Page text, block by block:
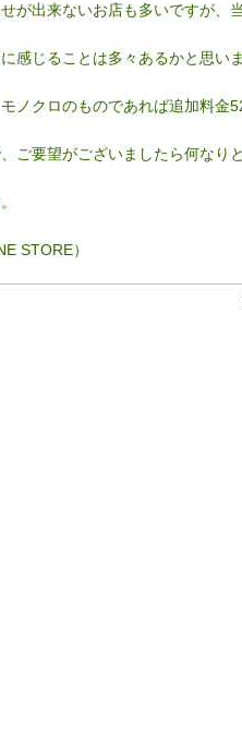
が出来ないお店も多いですが、
感じることは多々あるかと思い
ノクロのものであれば追加料金
ご要望がございましたら何なり
STORE）